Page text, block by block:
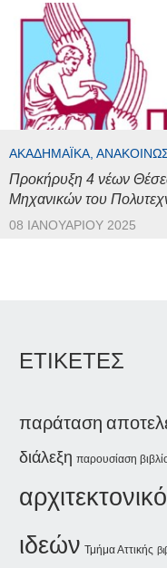
ΑΚΑΔΗΜΑΪΚΆ,
Προκήρυξη 4 νέων
Μηχανικών του
08 ΙΑΝΟΥΑΡΊΟΥ 2025
ΕΤΙΚΕΤΕΣ
παράταση
διάλεξη παρουσίαση
ιδεών Τμήμα Αττικής